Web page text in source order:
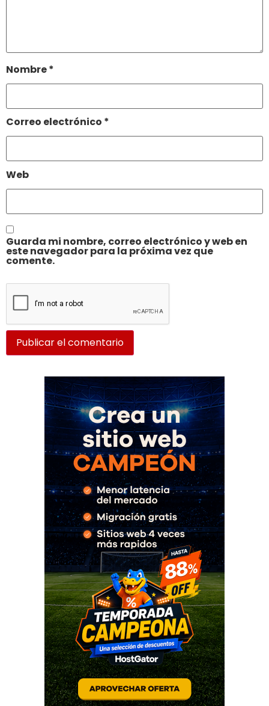
Nombre*
Correo electrónico *
Web
Guarda mi nombre, correo electrónico y web en
este navegador para la próxima vez que
comente.